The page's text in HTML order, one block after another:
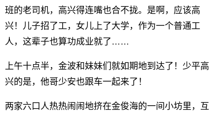
班的老司机，高兴得连嘴也合不拢。是啊，应该高
兴！儿子招了工，女儿上了大学，作为一个普通工
人，这辈子也算功成业就了……
上午十点半，金波和妹妹们就如期地到达了！少平高
兴的是，他哥少安也跟车一起来了！
两家六口人热热闹闹地挤在金俊海的一间小坊里，互